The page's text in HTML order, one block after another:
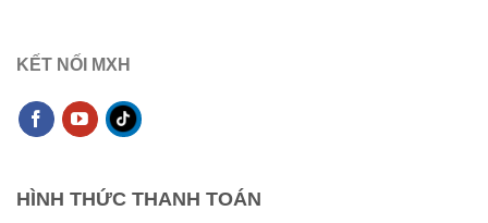
KẾT NỐI MXH
HÌNH THỨC THANH TOÁN